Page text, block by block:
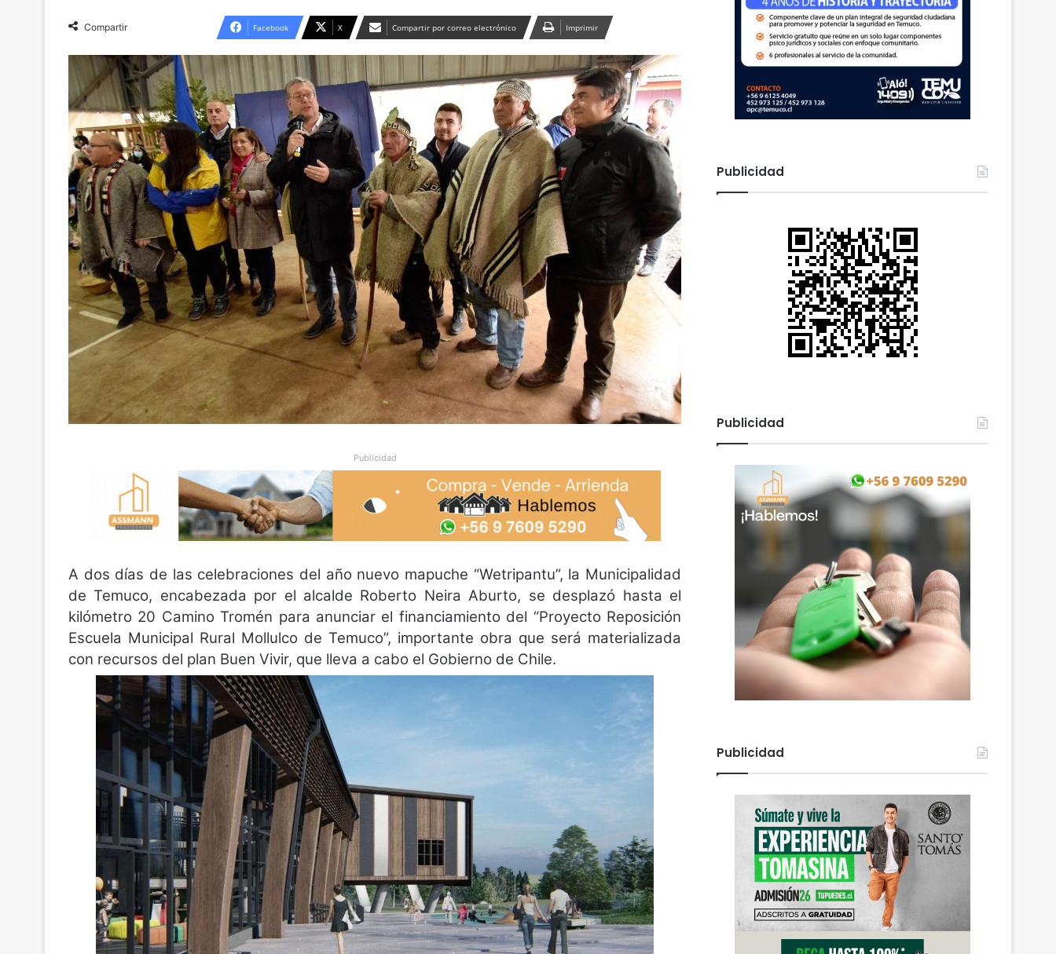
Compartir Facebook X Compartir por correo electrónico Imprimir
Publicidad
A dos días de las celebraciones del año nuevo mapuche “Wetripantu”, la Municipalidad
de Temuco, encabezada por el alcalde Roberto Neira Aburto, se desplazó hasta el
kilómetro 20 Camino Tromén para anunciar el financiamiento del “Proyecto Reposición
Escuela Municipal Rural Mollulco de Temuco”, importante obra que será materializada
con recursos del plan Buen Vivir, que lleva a cabo el Gobierno de Chile.
Publicidad
Publicidad
Publicidad